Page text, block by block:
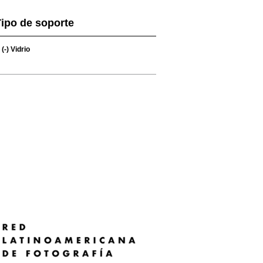
de soporte
(-) Vidrio